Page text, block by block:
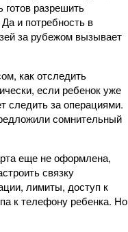
разрешить
и потребность в
за рубежом вызывает
как отследить
если ребенок уже
следить за операциями.
сомнительный
еще не оформлена,
связку
лимиты, доступ к
к телефону ребенка. Но